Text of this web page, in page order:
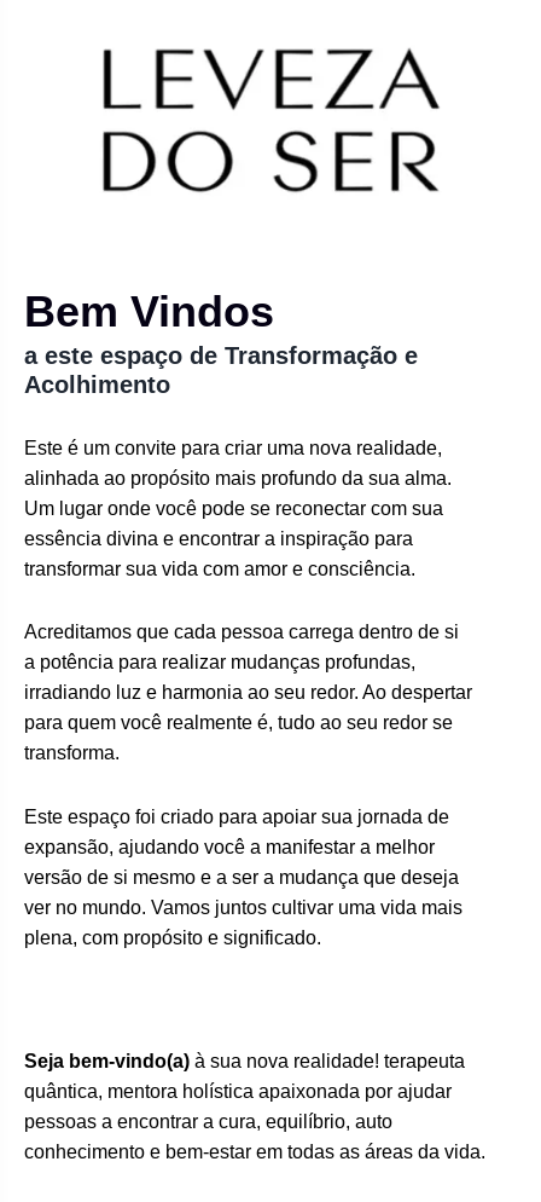
Bem Vindos
a este espaço de Transformação e
Acolhimento
Este é um convite para criar uma nova realidade,
alinhada ao propósito mais profundo da sua alma.
Um lugar onde você pode se reconectar com sua
essência divina e encontrar a inspiração para
transformar sua vida com amor e consciência.
Acreditamos que cada pessoa carrega dentro de si
a potência para realizar mudanças profundas,
irradiando luz e harmonia ao seu redor. Ao despertar
para quem você realmente é, tudo ao seu redor se
transforma.
Este espaço foi criado para apoiar sua jornada de
expansão, ajudando você a manifestar a melhor
versão de si mesmo e a ser a mudança que deseja
ver no mundo. Vamos juntos cultivar uma vida mais
plena, com propósito e significado.
Seja bem-vindo(a) à sua nova realidade! terapeuta
quântica, mentora holística apaixonada por ajudar
pessoas a encontrar a cura, equilíbrio, auto
conhecimento e bem-estar em todas as áreas da vida.